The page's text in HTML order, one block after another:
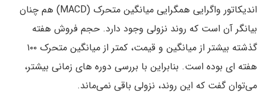
اندیکاتور واگرایی همگرایی میانگین متحرک (MACD) هم چنان
بیانگر آن است که روند نزولی وجود دارد. حجم فروش هفته
گذشته بیشتر از میانگین و قیمت، کمتر از میانگین متحرک ۱۰۰
هفته ای بوده است. بنابراین با بررسی دوره های زمانی بیشتر،
می‌توان گفت که این روند، نزولی باقی نمی‌ماند.